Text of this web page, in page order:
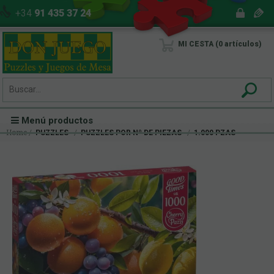
+34 91 435 37 24
MI CESTA 0 artículos
Menú productos
Home PUZZLES PUZZLES POR Nº DE PIEZAS 1.000 PZAS